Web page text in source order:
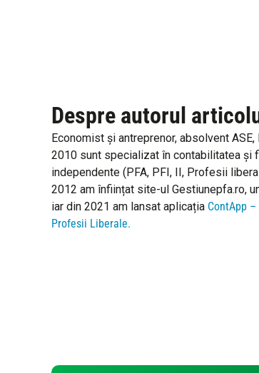
Despre autorul
Economist și antreprenor, absolvent
2010 sunt specializat în ​contabilitatea
independente (PFA, PFI, II, Profesii
2012 am înființat site-ul Gestiunepfa.ro,
iar din 2021 am lansat aplicația ContApp
Profesii Liberale.